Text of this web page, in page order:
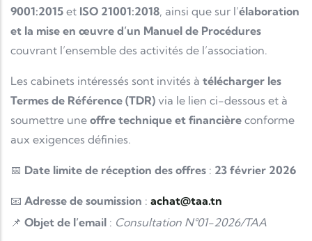
9001:2015 et ISO 21001:2018, ainsi que sur l’élaboration
et la mise en œuvre d’un Manuel de Procédures
couvrant l’ensemble des activités de l’association.
Les cabinets intéressés sont invités à télécharger les
Termes de Référence (TDR) via le lien ci-dessous et à
soumettre une offre technique et financière conforme
aux exigences définies.
📅 Date limite de réception des offres : 23 février 2026
📧 Adresse de soumission : achat@taa.tn
📌 Objet de l’email : Consultation N°01-2026/TAA